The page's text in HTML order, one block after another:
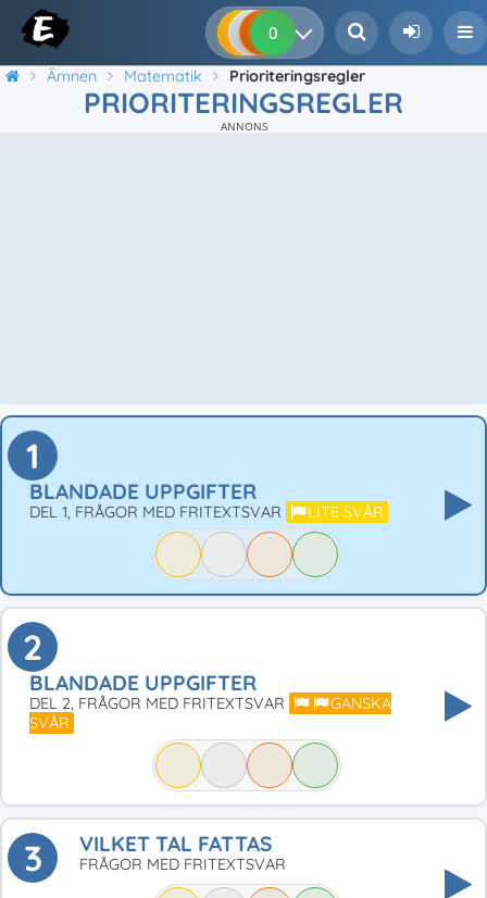
0 0 0
Ämnen Matematik Prioriteringsregler
PRIORITERINGSREGLER
ANNONS
1
BLANDADE UPPGIFTER
DEL 1, FRÅGOR MED FRITEXTSVAR LITE SVÅR
2
BLANDADE UPPGIFTER
DEL 2, FRÅGOR MED FRITEXTSVAR
GANSKA
SVÅR
3 VILKET TAL FATTAS
FRÅGOR MED FRITEXTSVAR